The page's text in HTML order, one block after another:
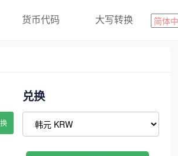
货币代码 大写转换
兑换